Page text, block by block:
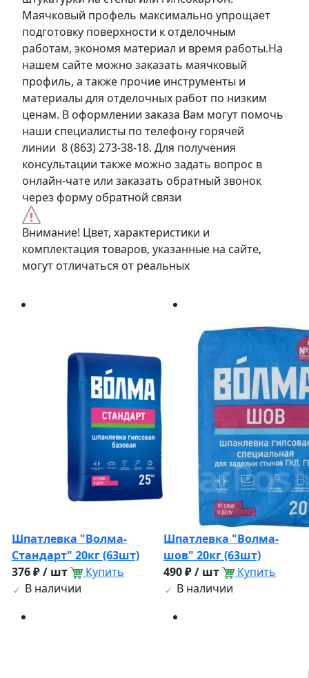
Маячковый профель максимально упрощает
подготовку поверхности к отделочным
работам, экономя материал и время работы.На
нашем сайте можно заказать маячковый
профиль, а также прочие инструменты и
материалы для отделочных работ по низким
ценам. В оформлении заказа Вам могут помочь
наши специалисты по телефону горячей
линии 8 (863) 273-38-18. Для получения
консультации также можно задать вопрос в
онлайн-чате или заказать обратный звонок
через форму обратной связи
Внимание! Цвет, характеристики и
комплектация товаров, указанные на сайте,
могут отличаться от реальных
Шпатлевка "Волма-
Стандарт" 20кг (63шт)
376 ₽ / шт
Купить
В наличии
Шпатлевка "Волма-
шов" 20кг (63шт)
490 ₽ / шт
Купить
В наличии